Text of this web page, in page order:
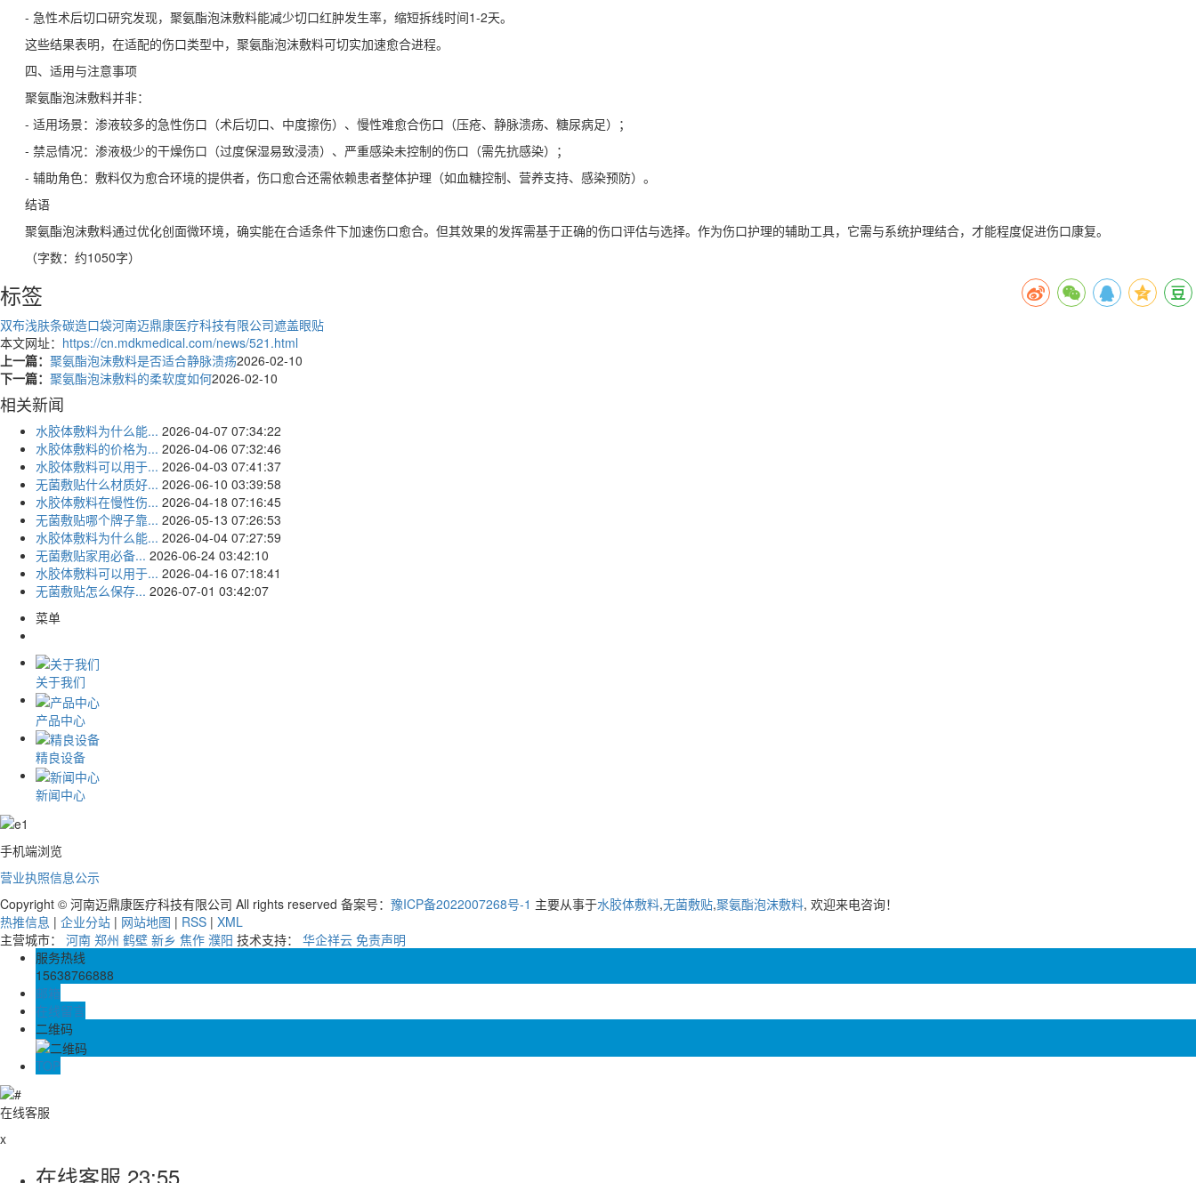
- 急性术后切口研究发现，聚氨酯泡沫敷料能减少切口红肿发生率，缩短拆线时间1-2天。
这些结果表明，在适配的伤口类型中，聚氨酯泡沫敷料可切实加速愈合进程。
四、适用与注意事项
聚氨酯泡沫敷料并非：
- 适用场景：渗液较多的急性伤口（术后切口、中度擦伤）、慢性难愈合伤口（压疮、静脉溃疡、糖尿病足）；
- 禁忌情况：渗液极少的干燥伤口（过度保湿易致浸渍）、严重感染未控制的伤口（需先抗感染）；
- 辅助角色：敷料仅为愈合环境的提供者，伤口愈合还需依赖患者整体护理（如血糖控制、营养支持、感染预防）。
结语
聚氨酯泡沫敷料通过优化创面微环境，确实能在合适条件下加速伤口愈合。但其效果的发挥需基于正确的伤口评估与选择。作为伤口护理的辅助工具，它需与系统护理结合，才能程度促进伤口康复。
（字数：约1050字）
标签
双布浅肤条碳造口袋河南迈鼎康医疗科技有限公司遮盖眼贴
本文网址： https://cn.mdkmedical.com/news/521.html
上一篇： 聚氨酯泡沫敷料是否适合静脉溃疡2026-02-10
下一篇： 聚氨酯泡沫敷料的柔软度如何2026-02-10
相关新闻
水胶体敷料为什么能... 2026-04-07 07:34:22
水胶体敷料的价格为... 2026-04-06 07:32:46
水胶体敷料可以用于... 2026-04-03 07:41:37
无菌敷贴什么材质好... 2026-06-10 03:39:58
水胶体敷料在慢性伤... 2026-04-18 07:16:45
无菌敷贴哪个牌子靠... 2026-05-13 07:26:53
水胶体敷料为什么能... 2026-04-04 07:27:59
无菌敷贴家用必备... 2026-06-24 03:42:10
水胶体敷料可以用于... 2026-04-16 07:18:41
无菌敷贴怎么保存... 2026-07-01 03:42:07
菜单
关于我们
产品中心
精良设备
新闻中心
手机端浏览
营业执照信息公示
Copyright © 河南迈鼎康医疗科技有限公司 All rights reserved 备案号： 豫ICP备2022007268号-1 主要从事于水胶体敷料,无菌敷贴,聚氨酯泡沫敷料, 欢迎来电咨询！
热推信息 | 企业分站 | 网站地图 | RSS | XML
主营城市： 河南 郑州 鹤壁 新乡 焦作 濮阳 技术支持： 华企祥云 免责声明
服务热线
15638766888
邮箱
在线留言
二维码
TOP
在线客服
x
在线客服 23:55